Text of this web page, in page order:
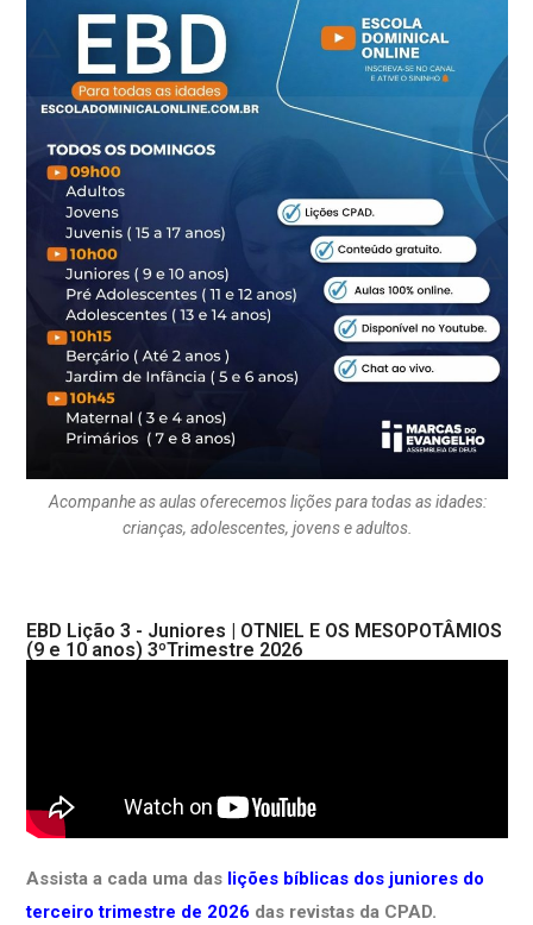
Acompanhe as aulas oferecemos lições para todas as idades:
crianças, adolescentes, jovens e adultos.
EBD Lição 3 - Juniores | OTNIEL E OS MESOPOTÂMIOS
(9 e 10 anos) 3ºTrimestre 2026
Assista a cada uma das lições bíblicas dos juniores do
terceiro trimestre de 2026 das revistas da CPAD.